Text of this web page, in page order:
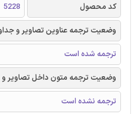
کد محصول
5228
وضعیت ترجمه عناوین تصاویر و
ترجمه شده است
وضعیت ترجمه متون داخل تصاویر
ترجمه نشده است